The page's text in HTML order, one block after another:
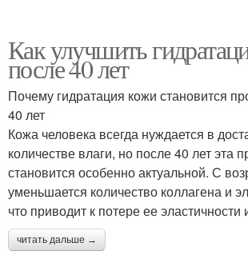
Как улучшить
после 40 лет
Почему гидратация кожи становится
40 лет
Кожа человека всегда нуждается в
количестве влаги, но после 40 лет эта
становится особенно актуальной. С
уменьшается количество коллагена и
что приводит к потере ее эластичности
читать дальше →